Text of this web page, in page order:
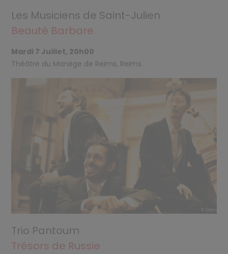
Les Musiciens de Saint-Julien
Beauté Barbare
Mardi 7 Juillet, 20h00
Théâtre du Manège de Reims, Reims
Trio Pantoum
Trésors de Russie